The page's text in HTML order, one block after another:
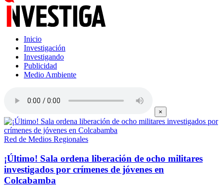
Inicio
Investigación
Investigando
Publicidad
Medio Ambiente
×
Red de Medios Regionales
¡Último! Sala ordena liberación de ocho militares
investigados por crímenes de jóvenes en
Colcabamba